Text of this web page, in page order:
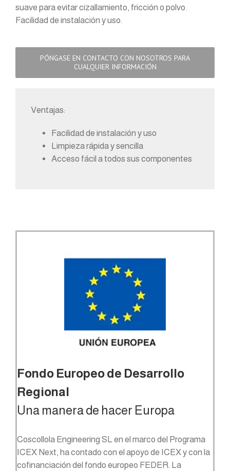
suave para evitar cizallamiento, fricción o polvo.
Facilidad de instalación y uso.
PÓNGASE EN CONTACTO CON NOSOTROS PARA
CUALQUIER INFORMACIÓN
Ventajas:
Facilidad de instalación y uso
Limpieza rápida y sencilla
Acceso fácil a todos sus componentes
Fondo Europeo de Desarrollo
Regional
Una manera de hacer Europa
Coscollola Engineering SL en el marco del Programa
ICEX Next, ha contado con el apoyo de ICEX y con la
cofinanciación del fondo europeo FEDER. La